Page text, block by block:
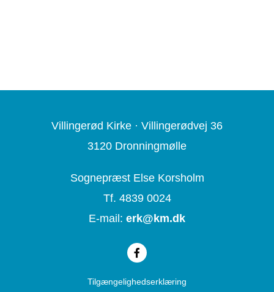
Villingerød Kirke · Villingerødvej 36
3120 Dronningmølle
Sognepræst Else Korsholm
Tf. 4839 0024
E-mail: erk@ km.dk
Tilgængelighedserklæring